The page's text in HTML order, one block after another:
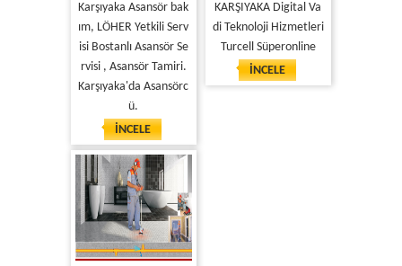
Karşıyaka Asansör bak
ım, LÖHER Yetkili Serv
isi Bostanlı Asansör Se
rvisi , Asansör Tamiri.
Karşıyaka'da Asansörc
ü.
İNCELE
KARŞIYAKA Digital Va
di Teknoloji Hizmetleri
Turcell Süperonline
İNCELE